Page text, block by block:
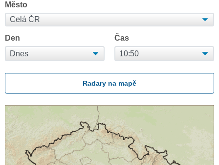
Město
Den Čas
Radary na mapě